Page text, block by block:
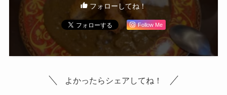
フォローしてね！
Follow Me
よかったらシェアしてね！